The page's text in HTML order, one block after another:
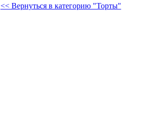
<< Вернуться в категорию "Торты"